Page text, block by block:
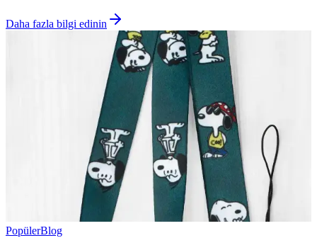
Daha fazla bilgi edinin
PopülerBlog